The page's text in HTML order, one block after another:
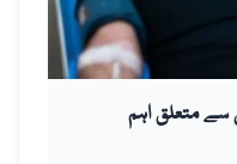
سے متعلق اہم